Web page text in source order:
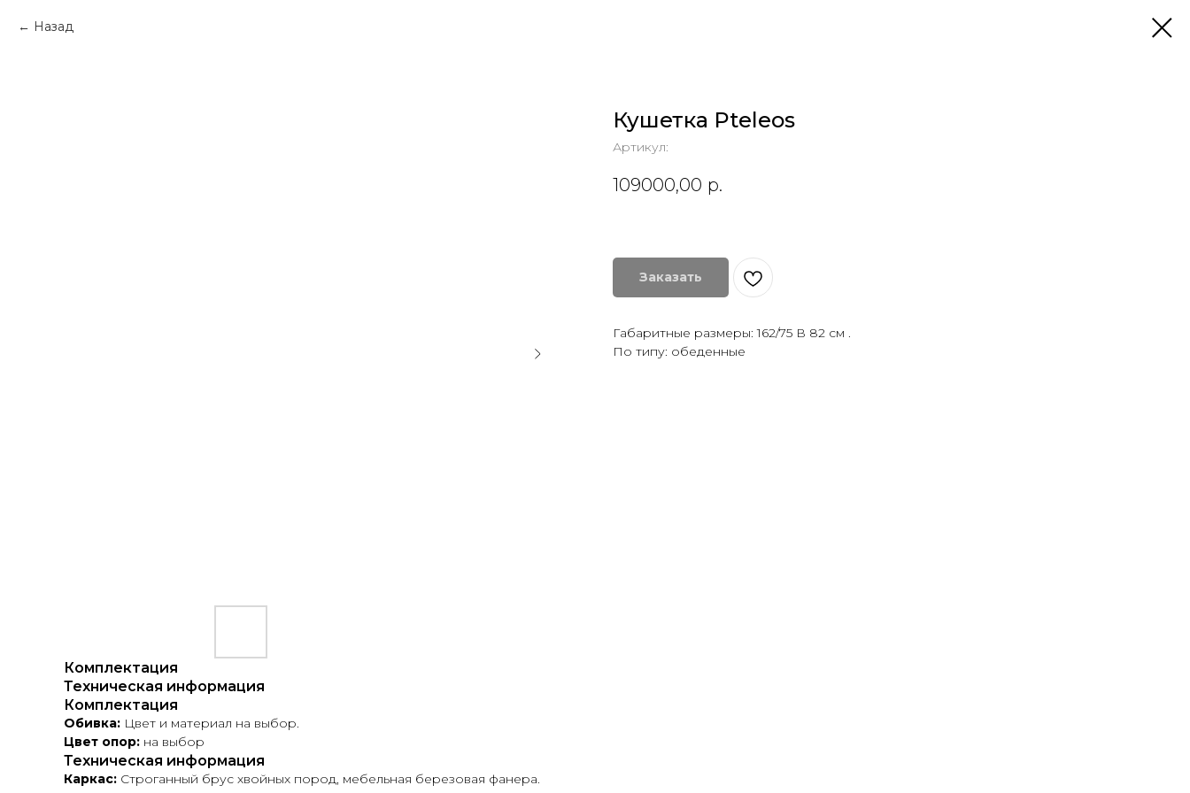
Назад
Кушетка Pteleos
Артикул:
109000,00 р.
Заказать
Габаритные размеры: 162/75 В 82 см .
По типу: обеденные
Комплектация
Техническая информация
Комплектация
Обивка: Цвет и материал на выбор.
Цвет опор: на выбор
Техническая информация
Каркас: Строганный брус хвойных пород, мебельная березовая фанера.